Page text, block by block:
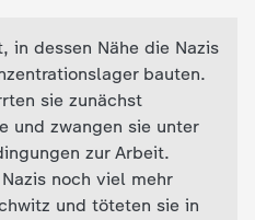
in dessen Nähe die Nazis
bauten.
sie zunächst
und zwangen sie unter
zur Arbeit.
noch viel mehr
und töteten sie in